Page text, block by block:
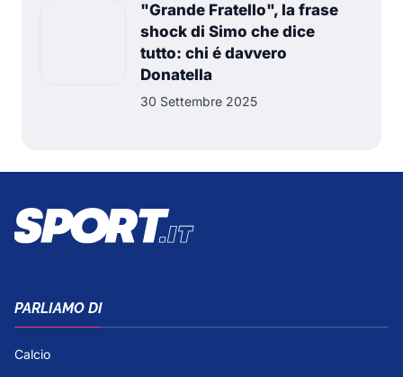
"Grande Fratello", la frase
shock di Simo che dice
tutto: chi é davvero
Donatella
30 Settembre 2025
PARLIAMO DI
Calcio